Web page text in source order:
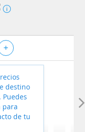
+
destino
para
de tu